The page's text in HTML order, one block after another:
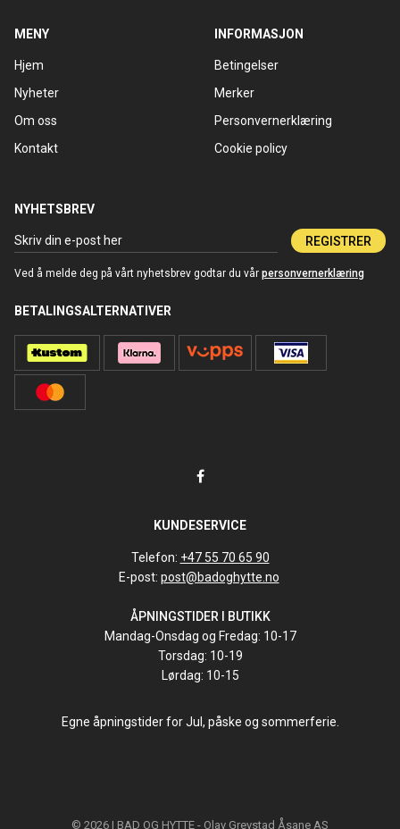
MENY
Hjem
Nyheter
Om oss
Kontakt
INFORMASJON
Betingelser
Merker
Personvernerklæring
Cookie policy
NYHETSBREV
REGISTRER
Ved å melde deg på vårt nyhetsbrev godtar du vår personvernerklæring
BETALINGSALTERNATIVER
KUNDESERVICE
Telefon: +47 55 70 65 90
E-post: post@badoghytte.no
ÅPNINGSTIDER I BUTIKK
Mandag-Onsdag og Fredag: 10-17
Torsdag: 10-19
Lørdag: 10-15
Egne åpningstider for Jul, påske og sommerferie.
© 2026 | BAD OG HYTTE - Olav Grevstad Åsane AS